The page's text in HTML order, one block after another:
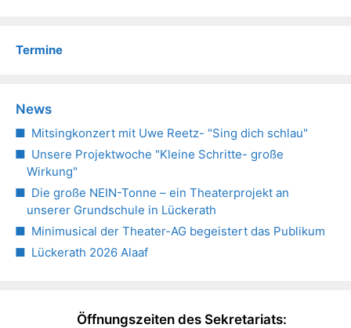
Termine
News
Mitsingkonzert mit Uwe Reetz- "Sing dich schlau"
Unsere Projektwoche "Kleine Schritte- große
Wirkung"
Die große NEIN-Tonne – ein Theaterprojekt an
unserer Grundschule in Lückerath
Minimusical der Theater-AG begeistert das Publikum
Lückerath 2026 Alaaf
Öffnungszeiten des Sekretariats: